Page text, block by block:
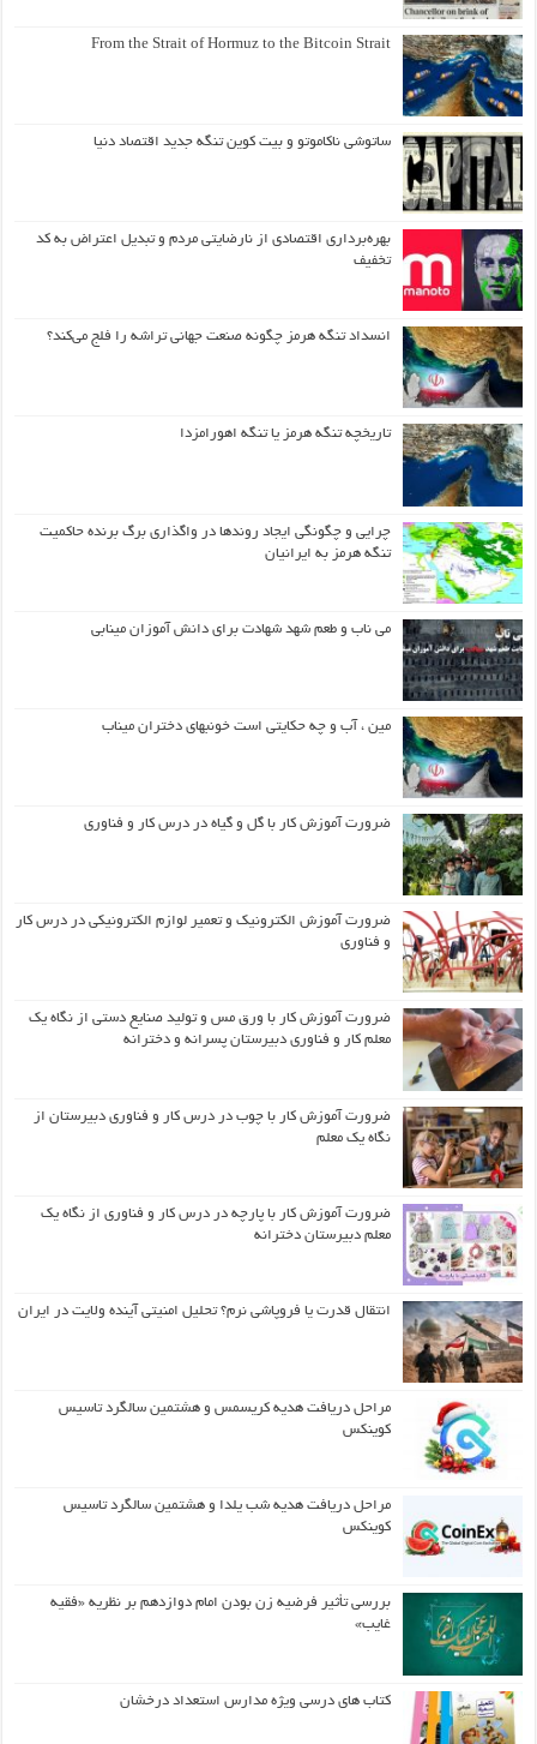
From the Strait of Hormuz to the Bitcoin Strait
ساتوشی ناکاموتو و بیت کوین تنگه جدید اقتصاد دنیا
بهره‌برداری اقتصادی از نارضایتی مردم و تبدیل اعتراض به کد
تخفیف
انسداد تنگه هرمز چگونه صنعت جهانی تراشه را فلج می‌کند؟
تاریخچه تنگه هرمز یا تنگه اهورامزدا
چرایی و چگونگی ایجاد روندها در واگذاری برگ برنده حاکمیت
تنگه هرمز به ایرانیان
می ناب و طعم شهد شهادت برای دانش آموزان مینابی
مین ، آب و چه حکایتی است خونبهای دختران میناب
ضرورت آموزش کار با گل و گیاه در درس کار و فناوری
ضرورت آموزش الکترونیک و تعمیر لوازم الکترونیکی در درس کار
و فناوری
ضرورت آموزش کار با ورق مس و تولید صنایع دستی از نگاه یک
معلم کار و فناوری دبیرستان پسرانه و دخترانه
ضرورت آموزش کار با چوب در درس کار و فناوری دبیرستان از
نگاه یک معلم
ضرورت آموزش کار با پارچه در درس کار و فناوری از نگاه یک
معلم دبیرستان دخترانه
انتقال قدرت یا فروپاشی نرم؟ تحلیل امنیتی آینده ولایت در ایران
مراحل دریافت هدیه کریسمس و هشتمین سالگرد تاسیس
کوینکس
مراحل دریافت هدیه شب یلدا و هشتمین سالگرد تاسیس
کوینکس
بررسی تأثیر فرضیه زن بودن امام دوازدهم بر نظریه «فقیه
غایب»
کتاب های درسی ویژه مدارس استعداد درخشان